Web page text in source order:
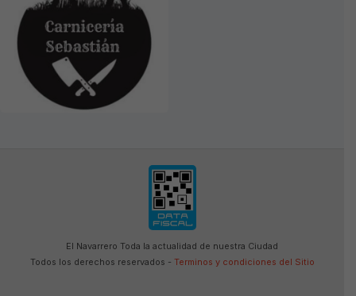
El Navarrero Toda la actualidad de nuestra Ciudad
Todos los derechos reservados - Terminos y condiciones del Sitio